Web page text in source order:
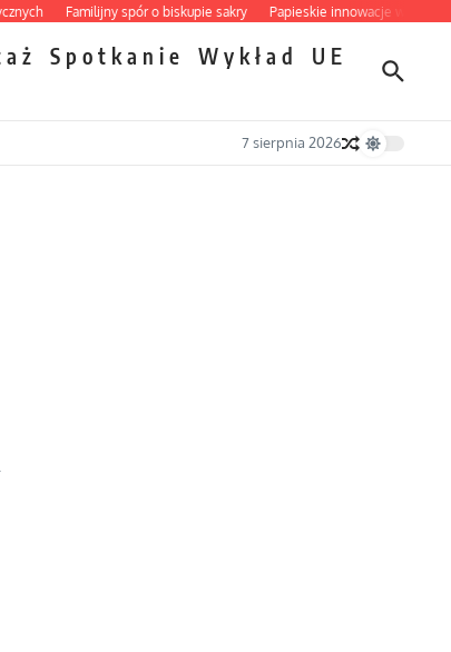
Familijny spór o biskupie sakry Papieskie innowacje w tradycyjnym
Spotkanie Wykład
UE
7 sierpnia 2026